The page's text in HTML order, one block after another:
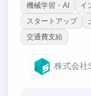
機械学習・AI イ
スタートアップ
交通費支給
株式会社